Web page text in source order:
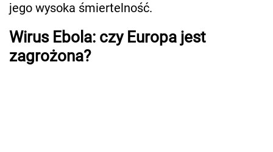
jego wysoka śmiertelność.
Wirus Ebola: czy Europa jest
zagrożona?